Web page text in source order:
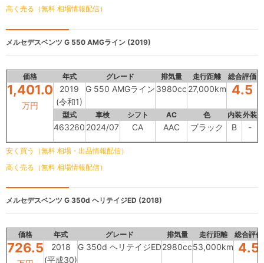
高く売る（無料 相場情報配信）
メルセデスベンツ G 550 AMGライン (2019)
価格 年式 グレード 排気量 走行距離 総合評価
1,401.0
万円
2019
(令和1)
G 550 AMGライン 3980cc 27,000km 4.5
型式 車検 シフト AC 色 内装外装
463260 2024/07 CA AAC ブラック B -
安く買う（無料 相場・出品情報配信）
高く売る（無料 相場情報配信）
メルセデスベンツ G 350d ヘリテイジED (2018)
価格 年式 グレード 排気量 走行距離 総合評価
726.5
2018
(平成30)
G 350d ヘリテイジED2980cc53,000km 4.5